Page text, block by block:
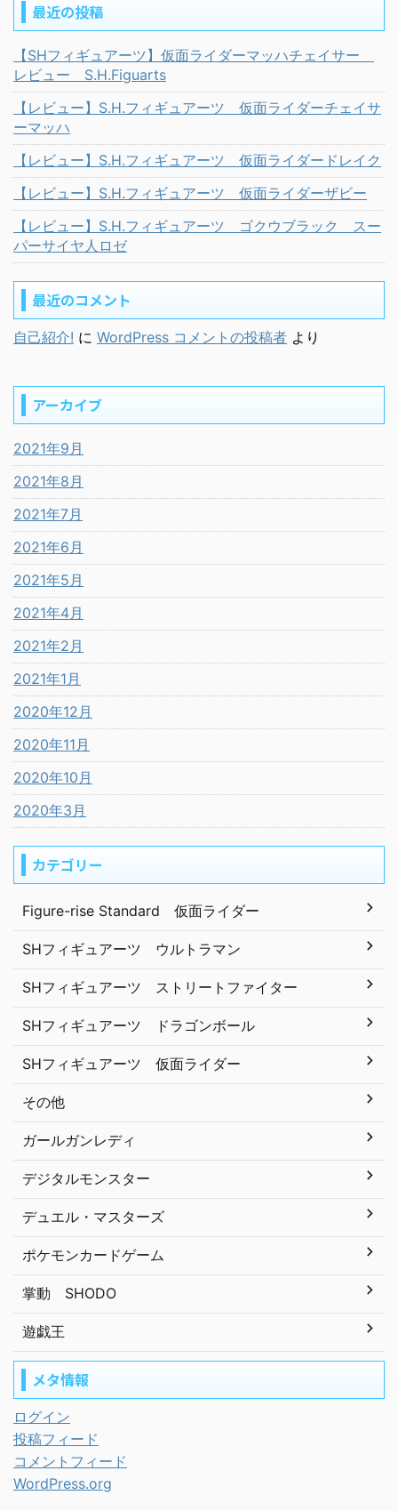
最近の投稿
【SHフィギュアーツ】仮面ライダーマッハチェイサー
レビュー S.H.Figuarts
【レビュー】S.H.フィギュアーツ 仮面ライダーチェイサ
ーマッハ
【レビュー】S.H.フィギュアーツ 仮面ライダードレイク
【レビュー】S.H.フィギュアーツ 仮面ライダーザビー
【レビュー】S.H.フィギュアーツ ゴクウブラック スー
パーサイヤ人ロゼ
最近のコメント
自己紹介! に WordPress コメントの投稿者 より
アーカイブ
2021年9月
2021年8月
2021年7月
2021年6月
2021年5月
2021年4月
2021年2月
2021年1月
2020年12月
2020年11月
2020年10月
2020年3月
カテゴリー
Figure-rise Standard 仮面ライダー
SHフィギュアーツ ウルトラマン
SHフィギュアーツ ストリートファイター
SHフィギュアーツ ドラゴンボール
SHフィギュアーツ 仮面ライダー
その他
ガールガンレディ
デジタルモンスター
デュエル・マスターズ
ポケモンカードゲーム
掌動 SHODO
遊戯王
メタ情報
ログイン
投稿フィード
コメントフィード
WordPress.org